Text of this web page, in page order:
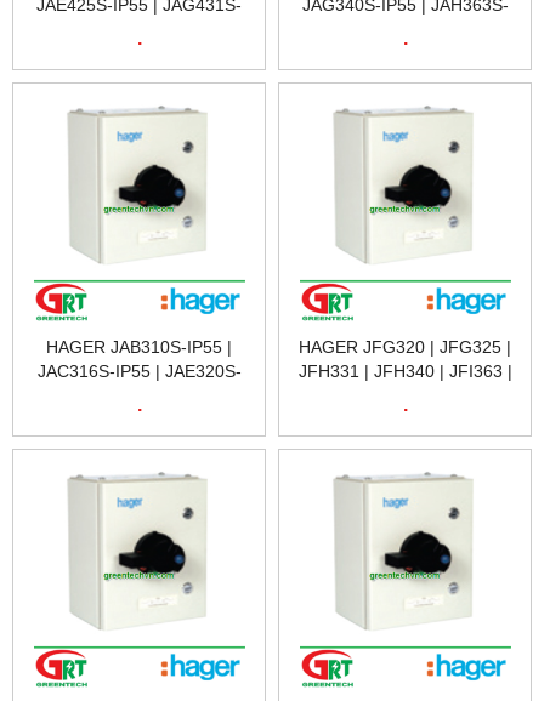
JAE425S-IP55 | JAG431S-
VIETNAM
JAG340S-IP55 | JAH363S-
HAGER JAB310S-IP55 |
JAC316S-IP55 | JAE320S-
HAGER JFG320 | JFG325 |
JFH331 | JFH340 | JFI363 |